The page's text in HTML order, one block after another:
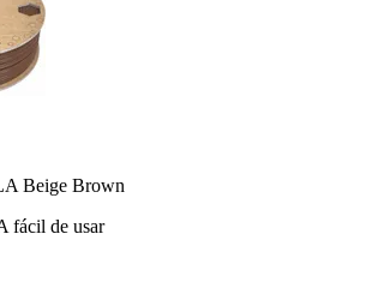
Beige Brown
fácil de usar